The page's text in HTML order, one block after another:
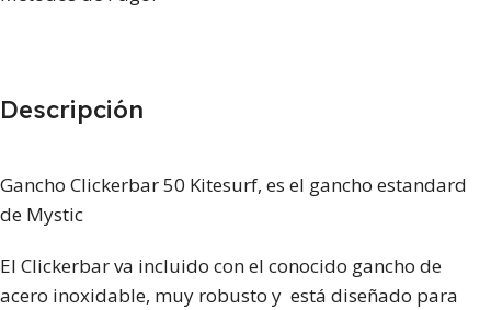
Descripción
Gancho Clickerbar 50 Kitesurf, es el gancho estandard
de Mystic
El Clickerbar va incluido con el conocido gancho de
acero inoxidable, muy robusto y está diseñado para